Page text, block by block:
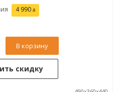
4 990
В корзину
скидку